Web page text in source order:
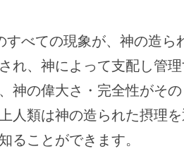
すべての現象が、神の造ら
れ、神によって支配し管
神の偉大さ・完全性がそ
人類は神の造られた摂理
ることができます。